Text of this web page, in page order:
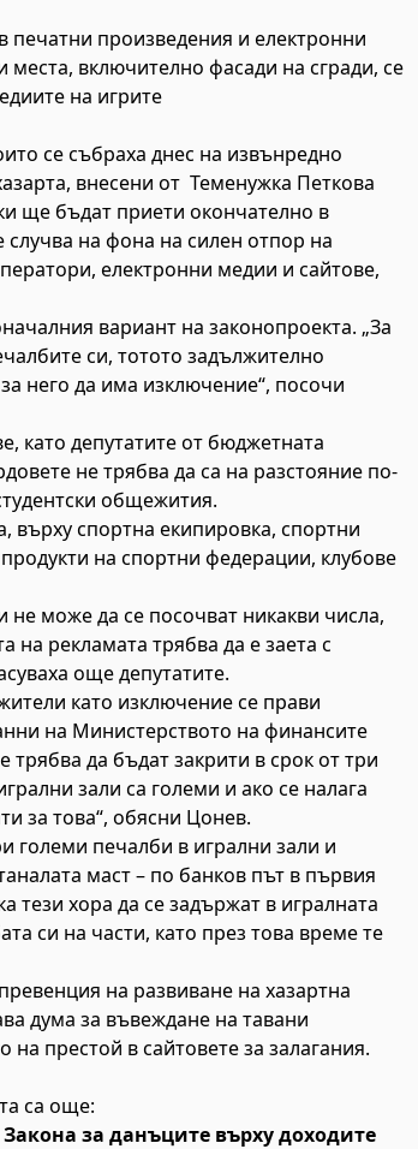
печатни произведения и електронни
включително фасади на сгради, се
на игрите
се събраха днес на извънредно
внесени от Теменужка Петкова
ще бъдат приети окончателно в
случва на фона на силен отпор на
електронни медии и сайтове,
вариант на законопроекта. „За
си, тотото задължително
него да има изключение“, посочи
като депутатите от бюджетната
не трябва да са на разстояние по-
общежития.
върху спортна екипировка, спортни
на спортни федерации, клубове
може да се посочват никакви числа,
на рекламата трябва да е заета с
още депутатите.
като изключение се прави
на Министерството на финансите
да бъдат закрити в срок от три
зали са големи и ако се налага
за това“, обясни Цонев.
големи печалби в игрални зали и
маст – по банков път в първия
тези хора да се задържат в игралната
си на части, като през това време те
на развиване на хазартна
дума за въвеждане на тавани
престой в сайтовете за залагания.
са още:
Закона за данъците върху доходите